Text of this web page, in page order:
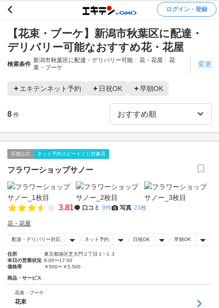
ログイン・登録
【花束・ブーケ】新潟市秋葉区に配達・
デリバリー可能なおすすめ花・花屋
検索条件
新潟市秋葉区に配達・デリバリー可能 花・花屋
花
束・ブーケ
変更
エキテンネット予約 日祝OK 早朝OK
8 件
店舗公式 ネット予約スピードくじ対象店
フラワーショップサノー
3.81 口コミ 9件 写真 23枚
花・花屋
配達・デリバリー対応 ネット予約 日祝OK 早朝OK
住所
東京都港区芝大門２丁目１−１３
本日の営業状況 8:00〜17:00
価格帯
￥500〜￥5,500
商品・サービス
花束・ブーケ
花束